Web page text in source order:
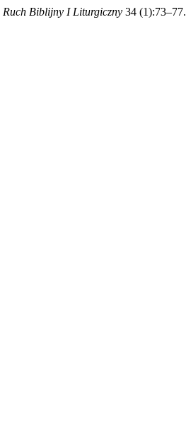
Ruch Biblijny I Liturgiczny 34 (1):73–77.